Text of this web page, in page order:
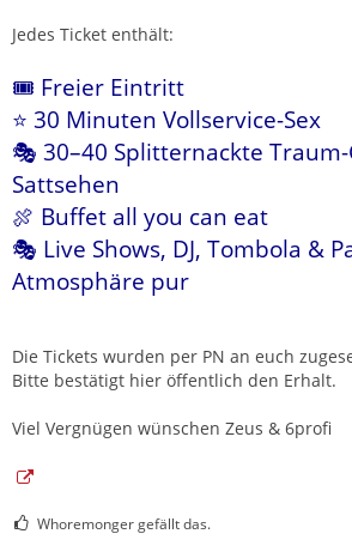
Jedes Ticket enthält:
🎟️ Freier Eintritt
⭐ 30 Minuten Vollservice-Sex
🎭 30–40 Splitternackte
Sattsehen
🍖 Buffet all you can eat
🎭 Live Shows, DJ, Tombola &
Atmosphäre pur
Die Tickets wurden per PN an euch
Bitte bestätigt hier öffentlich den Erhalt.
Viel Vergnügen wünschen Zeus & 6profi
Whoremonger gefällt das.